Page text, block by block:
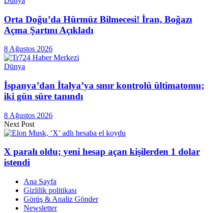
Orta Doğu’da Hürmüz Bilmecesi! İran, Boğazı
Açma Şartını Açıkladı
8 Ağustos 2026
Dünya
İspanya’dan İtalya’ya sınır kontrolü ültimatomu;
iki gün süre tanındı
8 Ağustos 2026
Next Post
X paralı oldu; yeni hesap açan kişilerden 1 dolar
istendi
Ana Sayfa
Gizlilik politikası
Görüş & Analiz Gönder
Newsletter